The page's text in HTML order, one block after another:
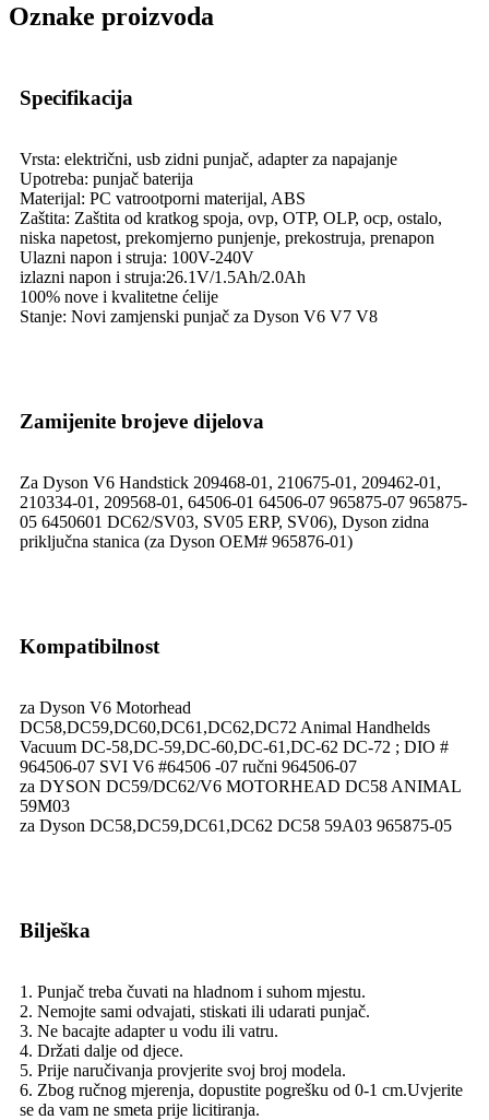
Oznake proizvoda
Specifikacija
Vrsta: električni, usb zidni punjač, ​​adapter za napajanje
Upotreba: punjač baterija
Materijal: PC vatrootporni materijal, ABS
Zaštita: Zaštita od kratkog spoja, ovp, OTP, OLP, ocp, ostalo,
niska napetost, prekomjerno punjenje, prekostruja, prenapon
Ulazni napon i struja: 100V-240V
izlazni napon i struja:26.1V/1.5Ah/2.0Ah
100% nove i kvalitetne ćelije
Stanje: Novi zamjenski punjač za Dyson V6 V7 V8
Zamijenite brojeve dijelova
Za Dyson V6 Handstick 209468-01, 210675-01, 209462-01,
210334-01, 209568-01, 64506-01 64506-07 965875-07 965875-
05 6450601 DC62/SV03, SV05 ERP, SV06), Dyson zidna
priključna stanica (za Dyson OEM# 965876-01)
Kompatibilnost
za Dyson V6 Motorhead
DC58,DC59,DC60,DC61,DC62,DC72 Animal Handhelds
Vacuum DC-58,DC-59,DC-60,DC-61,DC-62 DC-72 ; DIO #
964506-07 SVI V6 #64506 -07 ručni 964506-07
za DYSON DC59/DC62/V6 MOTORHEAD DC58 ANIMAL
59M03
za Dyson DC58,DC59,DC61,DC62 DC58 59A03 965875-05
Bilješka
1. Punjač treba čuvati na hladnom i suhom mjestu.
2. Nemojte sami odvajati, stiskati ili udarati punjač.
3. Ne bacajte adapter u vodu ili vatru.
4. Držati dalje od djece.
5. Prije naručivanja provjerite svoj broj modela.
6. Zbog ručnog mjerenja, dopustite pogrešku od 0-1 cm.Uvjerite
se da vam ne smeta prije licitiranja.